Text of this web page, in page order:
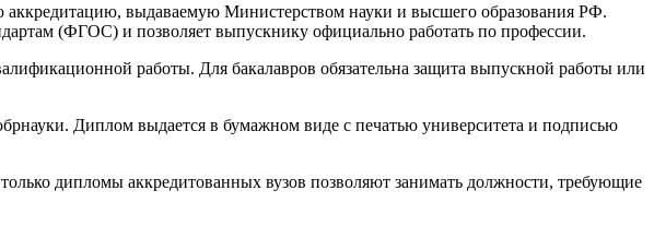
аккредитацию, выдаваемую Министерством науки и высшего образования РФ.
(ФГОС) и позволяет выпускнику официально работать по профессии.
работы. Для бакалавров обязательна защита выпускной работы или
Диплом выдается в бумажном виде с печатью университета и подписью
дипломы аккредитованных вузов позволяют занимать должности, требующие